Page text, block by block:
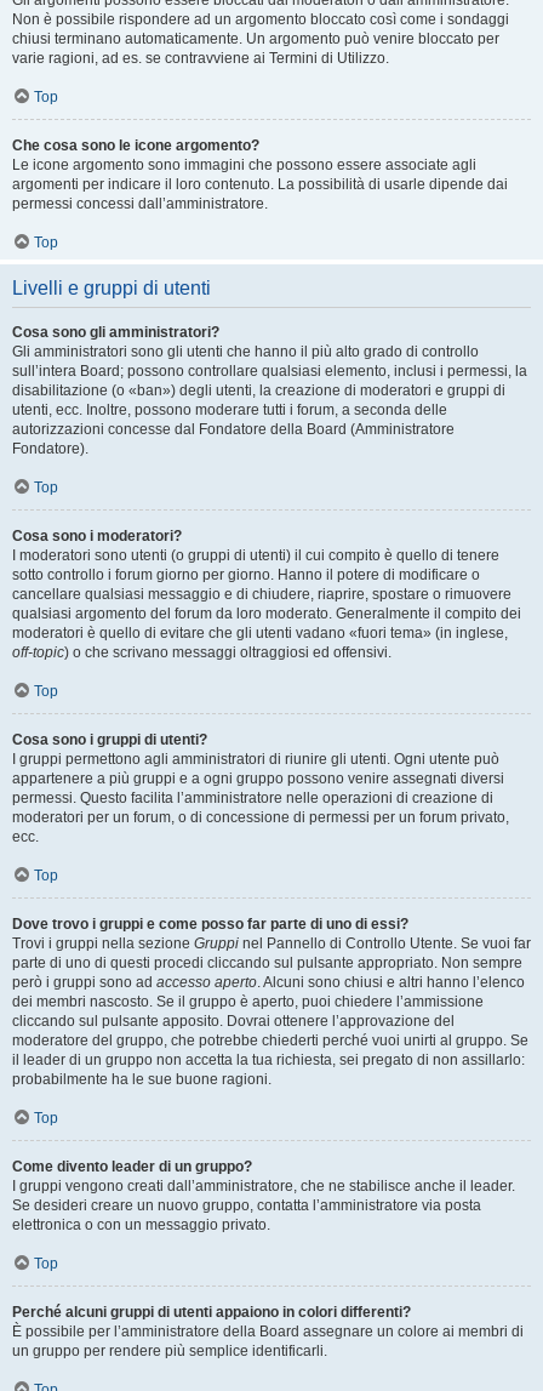
Non è possibile rispondere ad un argomento bloccato così come i sondaggi
chiusi terminano automaticamente. Un argomento può venire bloccato per
varie ragioni, ad es. se contravviene ai Termini di Utilizzo.
Top
Che cosa sono le icone argomento?
Le icone argomento sono immagini che possono essere associate agli
argomenti per indicare il loro contenuto. La possibilità di usarle dipende dai
permessi concessi dall’amministratore.
Top
Livelli e gruppi di utenti
Cosa sono gli amministratori?
Gli amministratori sono gli utenti che hanno il più alto grado di controllo
sull’intera Board; possono controllare qualsiasi elemento, inclusi i permessi, la
disabilitazione (o «ban») degli utenti, la creazione di moderatori e gruppi di
utenti, ecc. Inoltre, possono moderare tutti i forum, a seconda delle
autorizzazioni concesse dal Fondatore della Board (Amministratore
Fondatore).
Top
Cosa sono i moderatori?
I moderatori sono utenti (o gruppi di utenti) il cui compito è quello di tenere
sotto controllo i forum giorno per giorno. Hanno il potere di modificare o
cancellare qualsiasi messaggio e di chiudere, riaprire, spostare o rimuovere
qualsiasi argomento del forum da loro moderato. Generalmente il compito dei
moderatori è quello di evitare che gli utenti vadano «fuori tema» (in inglese,
off-topic) o che scrivano messaggi oltraggiosi ed offensivi.
Top
Cosa sono i gruppi di utenti?
I gruppi permettono agli amministratori di riunire gli utenti. Ogni utente può
appartenere a più gruppi e a ogni gruppo possono venire assegnati diversi
permessi. Questo facilita l’amministratore nelle operazioni di creazione di
moderatori per un forum, o di concessione di permessi per un forum privato,
ecc.
Top
Dove trovo i gruppi e come posso far parte di uno di essi?
Trovi i gruppi nella sezione Gruppi nel Pannello di Controllo Utente. Se vuoi far
parte di uno di questi procedi cliccando sul pulsante appropriato. Non sempre
però i gruppi sono ad accesso aperto. Alcuni sono chiusi e altri hanno l’elenco
dei membri nascosto. Se il gruppo è aperto, puoi chiedere l’ammissione
cliccando sul pulsante apposito. Dovrai ottenere l’approvazione del
moderatore del gruppo, che potrebbe chiederti perché vuoi unirti al gruppo. Se
il leader di un gruppo non accetta la tua richiesta, sei pregato di non assillarlo:
probabilmente ha le sue buone ragioni.
Top
Come divento leader di un gruppo?
I gruppi vengono creati dall’amministratore, che ne stabilisce anche il leader.
Se desideri creare un nuovo gruppo, contatta l’amministratore via posta
elettronica o con un messaggio privato.
Top
Perché alcuni gruppi di utenti appaiono in colori differenti?
È possibile per l’amministratore della Board assegnare un colore ai membri di
un gruppo per rendere più semplice identificarli.